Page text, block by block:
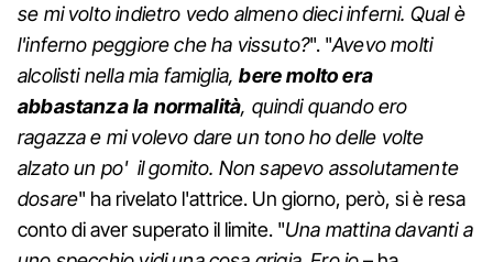
se mi volto indietro vedo almeno dieci inferni. Qual è
l'inferno peggiore che ha vissuto?". "Avevo molti
alcolisti nella mia famiglia, bere molto era
abbastanza la normalità, quindi quando ero
ragazza e mi volevo dare un tono ho delle volte
alzato un po' il gomito. Non sapevo assolutamente
dosare" ha rivelato l'attrice. Un giorno, però, si è resa
conto di aver superato il limite. "Una mattina davanti a